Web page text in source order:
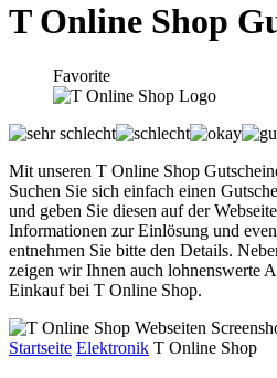
T Online Shop
Favorite
Mit unseren T Online Shop
Suchen Sie sich einfach einen
und geben Sie diesen auf der
Informationen zur Einlösung und
entnehmen Sie bitte den Details.
zeigen wir Ihnen auch lohnenswerte
Einkauf bei T Online Shop.
Startseite Elektronik T Online Shop